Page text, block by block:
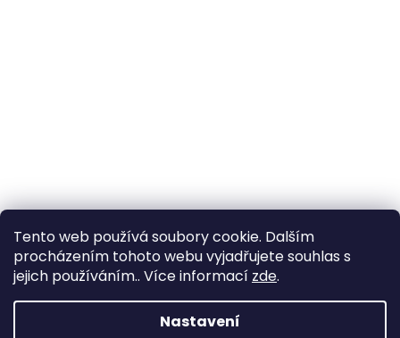
Tento web používá soubory cookie. Dalším
procházením tohoto webu vyjadřujete souhlas s
jejich používáním.. Více informací zde.
Nastavení
Vytvořil Shoptet